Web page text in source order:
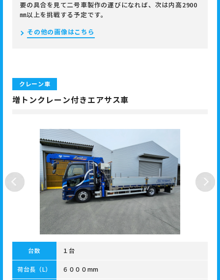
要の具合を見て二号車製作の運びになれば、次は内高2900
㎜以上を挑戦する予定です。
その他の画像はこちら
クレーン車
増トンクレーン付きエアサス車
台数 １台
荷台長（L）
６０００mm